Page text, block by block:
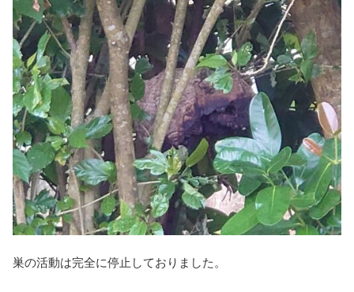
巣の活動は完全に停止しておりました。